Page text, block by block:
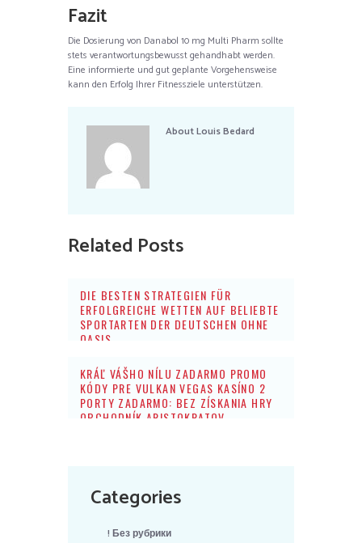
Fazit
Die Dosierung von Danabol 10 mg Multi Pharm sollte
stets verantwortungsbewusst gehandhabt werden.
Eine informierte und gut geplante Vorgehensweise
kann den Erfolg Ihrer Fitnessziele unterstützen.
AboutLouis Bedard
Related Posts
DIE BESTEN STRATEGIEN FÜR
ERFOLGREICHE WETTEN AUF BELIEBTE
SPORTARTEN DER DEUTSCHEN OHNE
OASIS
KRÁĽ VÁŠHO NÍLU ZADARMO PROMO
KÓDY PRE VULKAN VEGAS KASÍNO 2
PORTY ZADARMO: BEZ ZÍSKANIA HRY
OBCHODNÍK ARISTOKRATOV
Categories
! Без рубрики